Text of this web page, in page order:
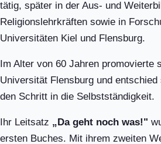
tätig, später in der Aus- und
Religionslehrkräften sowie in
Universitäten Kiel und Flensburg.
Im Alter von 60 Jahren promovierte
Universität Flensburg und
den Schritt in die Selbstständigkeit.
Ihr Leitsatz „Da geht noch was!"
ersten Buches. Mit ihrem zweiten